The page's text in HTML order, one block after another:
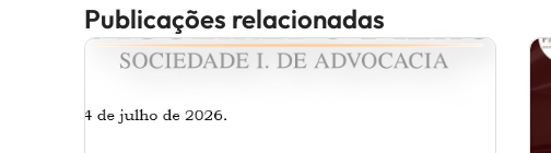
Publicações relacionadas